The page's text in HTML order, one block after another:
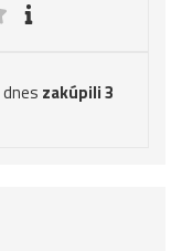
zakúpili 3